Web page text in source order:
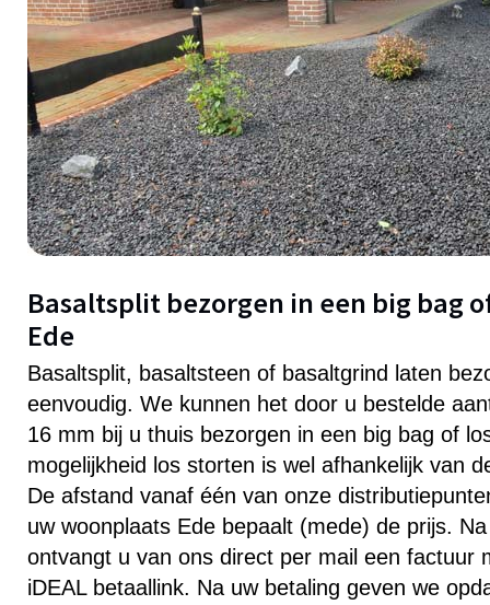
Basaltsplit bezorgen in een big bag
Ede
Basaltsplit, basaltsteen of basaltgrind laten
eenvoudig. We kunnen het door u bestelde
16 mm bij u thuis bezorgen in een big bag of
mogelijkheid los storten is wel afhankelijk van
De afstand vanaf één van onze
uw woonplaats Ede bepaalt (mede) de prijs.
ontvangt u van ons direct per mail een factuur
iDEAL betaallink. Na uw betaling geven we